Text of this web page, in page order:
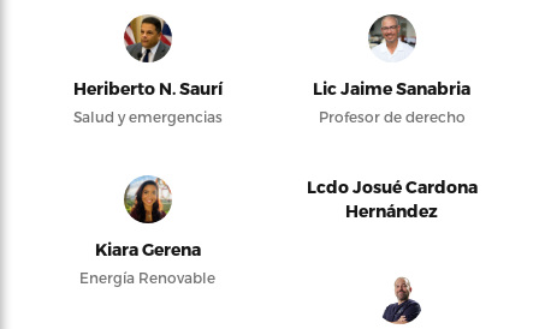
Heriberto N. Saurí
Salud y emergencias
Lic Jaime Sanabria
Profesor de derecho
Kiara Gerena
Energía Renovable
Lcdo Josué Cardona
Hernández